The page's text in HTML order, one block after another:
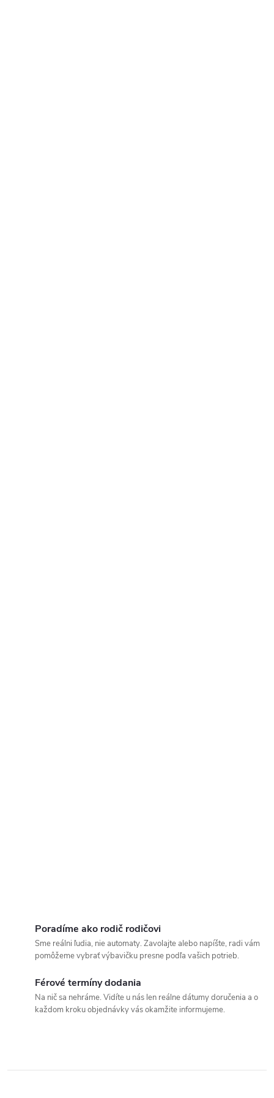
Poradíme ako rodič rodičovi
Sme reálni ľudia, nie automaty. Zavolajte alebo napíšte, radi vám
pomôžeme vybrať výbavičku presne podľa vašich potrieb.
Férové termíny dodania
Na nič sa nehráme. Vidíte u nás len reálne dátumy doručenia a o
každom kroku objednávky vás okamžite informujeme.